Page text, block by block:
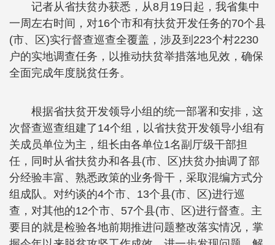
记者从省扶贫办获悉，从8月19日起，我省集中
一周左右时间，对16个市和有扶贫开发任务的70个县
(市、区)实行督查巡查全覆盖，涉及到223个村2230
户的实地调查任务，以推动扶贫举措落地见效，确保
全面完成年度脱贫任务。
根据省扶贫开发领导小组的统一部署和安排，这
次督查巡查组建了14个组，以省扶贫开发领导小组有
关成员单位为主，组长由各单位1名副厅级干部担
任，同时从省扶贫办和各县(市、区)扶贫办抽调了部
分经验丰富、熟悉政策的业务骨干，采取混编方式分
组成队。对约谈的4个市、13个县(市、区)进行巡
查，对其他的12个市、57个县(市、区)进行督查。主
要目的就是检验各地前期推进问题整改落实情况，掌